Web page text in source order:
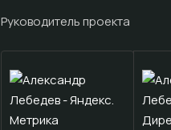
Руководитель проекта